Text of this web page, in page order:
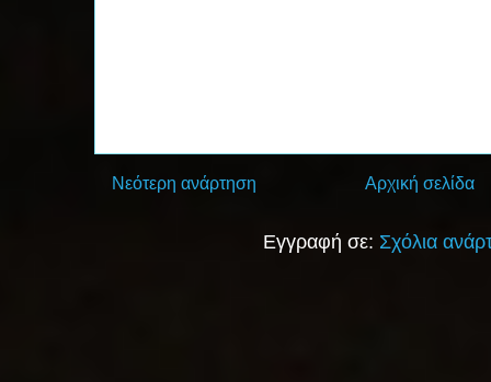
Νεότερη ανάρτηση Αρχική σελίδα
Εγγραφή σε: Σχόλια